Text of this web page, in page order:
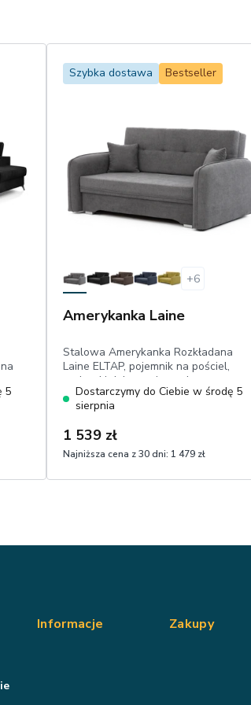
x
5
Szybka dostawa Bestseller
+6
Amerykanka Laine
Stalowa Amerykanka Rozkładana
Laine ELTAP, pojemnik na pościel,
poduszki dekoracyjne, odporny na
ścieranie szenil
Dostarczymy do Ciebie w środę 5
sierpnia
1 539 zł
Najniższa cena z 30 dni: 1 479 zł
Informacje Zakupy